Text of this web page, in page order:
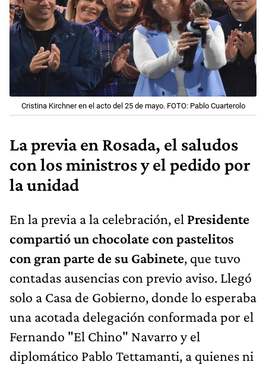
Cristina Kirchner en el acto del 25 de mayo. FOTO: Pablo Cuarterolo
La previa en Rosada, el saludos
con los ministros y el pedido por
la unidad
En la previa a la celebración, el Presidente
compartió un chocolate con pastelitos
con gran parte de su Gabinete, que tuvo
contadas ausencias con previo aviso. Llegó
solo a Casa de Gobierno, donde lo esperaba
una acotada delegación conformada por el
Fernando "El Chino" Navarro y el
diplomático Pablo Tettamanti, a quienes ni